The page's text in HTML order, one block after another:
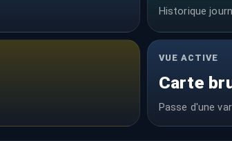
Historique
VUE ACTIVE
Carte
Passe d'une